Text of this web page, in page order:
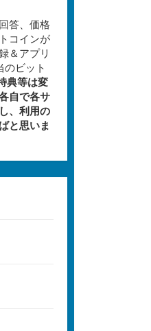
答、価格
コインが
＆アプリ
のビット
典等は変
自で各サ
、利用の
と思いま